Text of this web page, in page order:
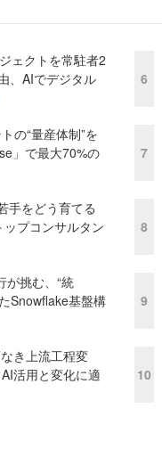
ェクトを常駐者2
、AIでデジタル
の“量産体制”を
」で最大70%の
手をどう育てる
プコンサルタン
が挑む、“統
Snowflake基盤構
き上流工程変
活用と変化に適
6
7
8
9
10